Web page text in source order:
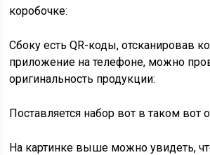
коробочке:
Сбоку есть QR-коды, отсканировав
приложение на телефоне, можно
оригинальность продукции:
Поставляется набор вот в таком вот
На картинке выше можно увидеть,